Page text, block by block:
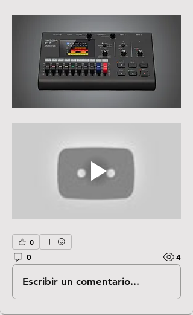
0
0
4
Escribir un comentario...